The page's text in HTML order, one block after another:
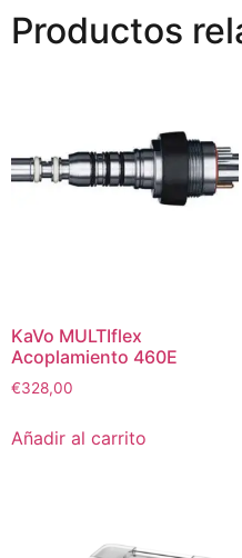
Productos
KaVo MULTIflex
Acoplamiento 460E
€328,00
Añadir al carrito